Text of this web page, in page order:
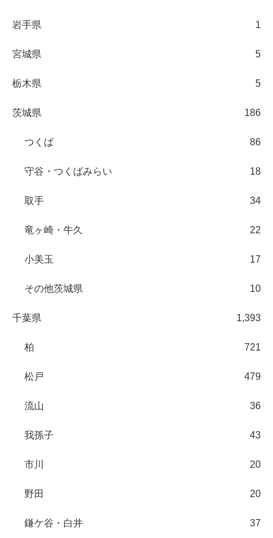
岩手県 1
宮城県 5
栃木県 5
茨城県 186
つくば 86
守谷・つくばみらい 18
取手 34
竜ヶ崎・牛久 22
小美玉 17
その他茨城県 10
千葉県 1,393
柏 721
松戸 479
流山 36
我孫子 43
市川 20
野田 20
鎌ケ谷・白井 37